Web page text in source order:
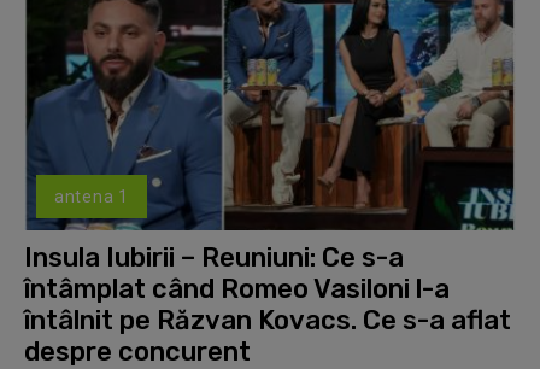
antena 1
Insula Iubirii – Reuniuni: Ce s-a
întâmplat când Romeo Vasiloni l-a
întâlnit pe Răzvan Kovacs. Ce s-a aflat
despre concurent